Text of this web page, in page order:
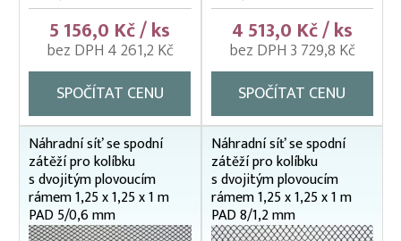
75 x 75 cm
Náhradní síť bez spodní zátěže
Náhradní sítě se spodní zátěží (laminátem)
100 x 100 cm
125 x 125 cm
150 x 150 cm
180 x 180 cm
240 x 240 cm
75 x 75 cm
Kolíbky/haltýře – jednoduchý plovoucí rám
5 156,0 Kč / ks
bez DPH 4 261,2 Kč
SPOČÍTAT CENU
4 513,0 Kč / ks
bez DPH 3 729,8 Kč
SPOČÍTAT CENU
Náhradní síť se spodní
zátěží pro kolíbku
s dvojitým plovoucím
rámem 1,25 x 1,25 x 1 m
PAD 5/0,6 mm
Náhradní síť se spodní
zátěží pro kolíbku
s dvojitým plovoucím
rámem 1,25 x 1,25 x 1 m
PAD 8/1,2 mm